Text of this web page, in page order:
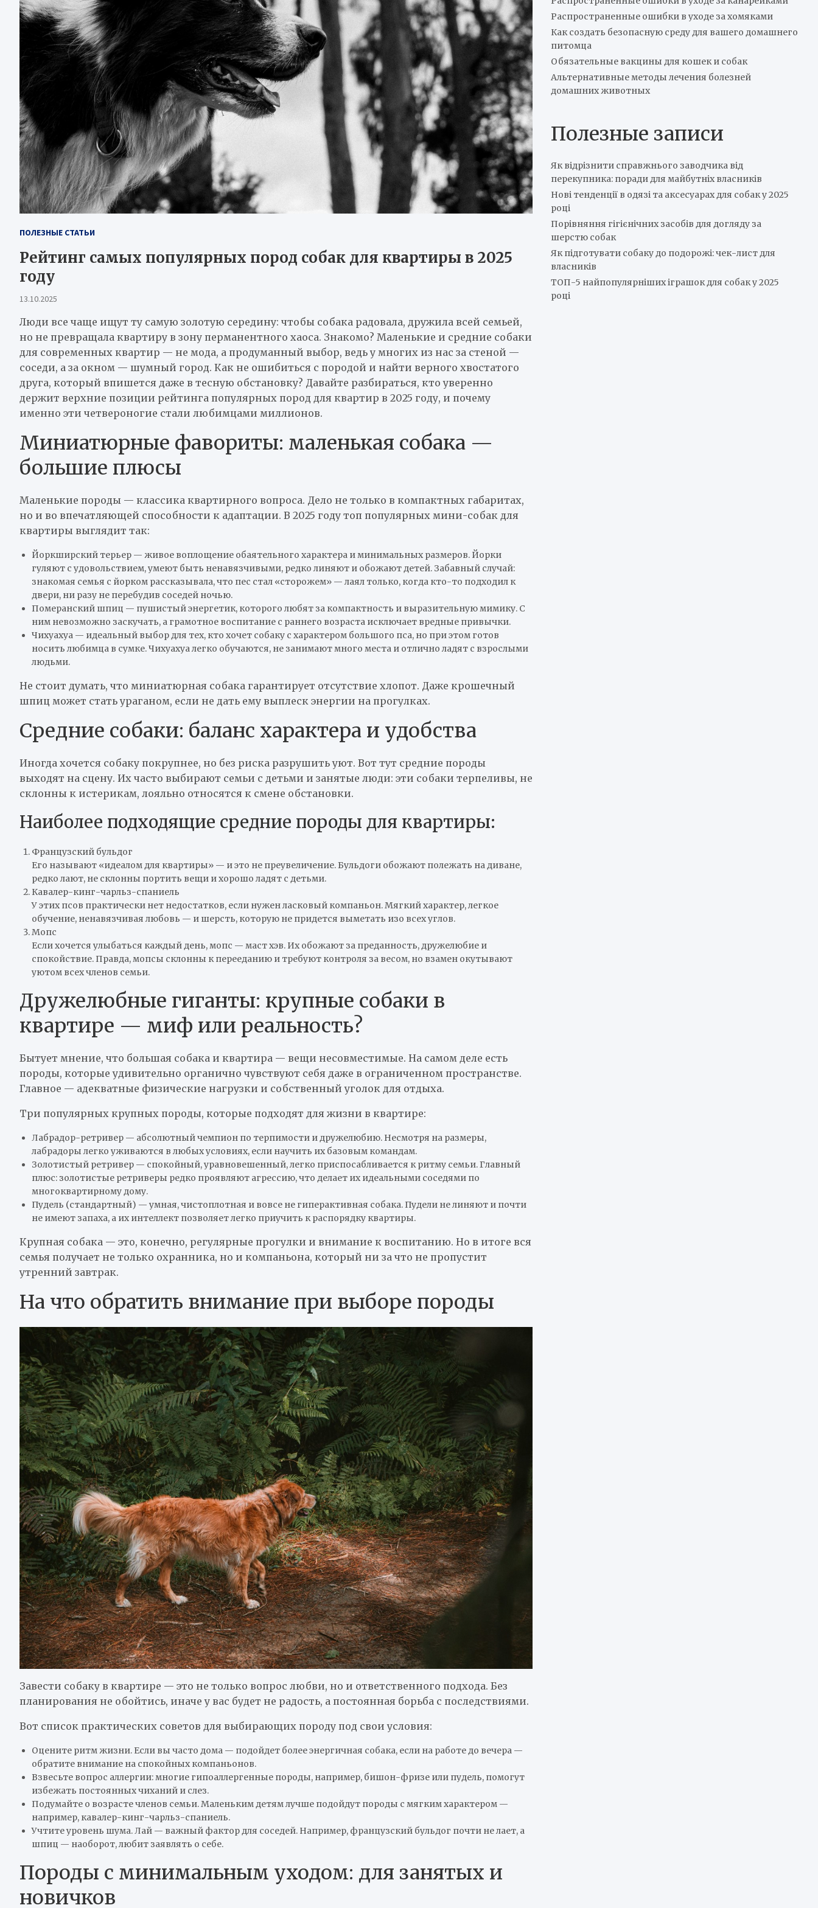
ПОЛЕЗНЫЕ СТАТЬИ
Рейтинг самых популярных пород собак для квартиры в 2025
году
13.10.2025
Люди все чаще ищут ту самую золотую середину: чтобы собака радовала, дружила всей семьей,
но не превращала квартиру в зону перманентного хаоса. Знакомо? Маленькие и средние собаки
для современных квартир — не мода, а продуманный выбор, ведь у многих из нас за стеной —
соседи, а за окном — шумный город. Как не ошибиться с породой и найти верного хвостатого
друга, который впишется даже в тесную обстановку? Давайте разбираться, кто уверенно
держит верхние позиции рейтинга популярных пород для квартир в 2025 году, и почему
именно эти четвероногие стали любимцами миллионов.
Миниатюрные фавориты: маленькая собака —
большие плюсы
Маленькие породы — классика квартирного вопроса. Дело не только в компактных габаритах,
но и во впечатляющей способности к адаптации. В 2025 году топ популярных мини-собак для
квартиры выглядит так:
Йоркширский терьер — живое воплощение обаятельного характера и минимальных размеров. Йорки
гуляют с удовольствием, умеют быть ненавязчивыми, редко линяют и обожают детей. Забавный случай:
знакомая семья с йорком рассказывала, что пес стал «сторожем» — лаял только, когда кто-то подходил к
двери, ни разу не перебудив соседей ночью.
Померанский шпиц — пушистый энергетик, которого любят за компактность и выразительную мимику. С
ним невозможно заскучать, а грамотное воспитание с раннего возраста исключает вредные привычки.
Чихуахуа — идеальный выбор для тех, кто хочет собаку с характером большого пса, но при этом готов
носить любимца в сумке. Чихуахуа легко обучаются, не занимают много места и отлично ладят с взрослыми
людьми.
Не стоит думать, что миниатюрная собака гарантирует отсутствие хлопот. Даже крошечный
шпиц может стать ураганом, если не дать ему выплеск энергии на прогулках.
Средние собаки: баланс характера и удобства
Иногда хочется собаку покрупнее, но без риска разрушить уют. Вот тут средние породы
выходят на сцену. Их часто выбирают семьи с детьми и занятые люди: эти собаки терпеливы, не
склонны к истерикам, лояльно относятся к смене обстановки.
Наиболее подходящие средние породы для квартиры:
Французский бульдог
Его называют «идеалом для квартиры» — и это не преувеличение. Бульдоги обожают полежать на диване,
редко лают, не склонны портить вещи и хорошо ладят с детьми.
Кавалер-кинг-чарльз-спаниель
У этих псов практически нет недостатков, если нужен ласковый компаньон. Мягкий характер, легкое
обучение, ненавязчивая любовь — и шерсть, которую не придется выметать изо всех углов.
Мопс
Если хочется улыбаться каждый день, мопс — маст хэв. Их обожают за преданность, дружелюбие и
спокойствие. Правда, мопсы склонны к перееданию и требуют контроля за весом, но взамен окутывают
уютом всех членов семьи.
Дружелюбные гиганты: крупные собаки в
квартире — миф или реальность?
Бытует мнение, что большая собака и квартира — вещи несовместимые. На самом деле есть
породы, которые удивительно органично чувствуют себя даже в ограниченном пространстве.
Главное — адекватные физические нагрузки и собственный уголок для отдыха.
Три популярных крупных породы, которые подходят для жизни в квартире:
Лабрадор-ретривер — абсолютный чемпион по терпимости и дружелюбию. Несмотря на размеры,
лабрадоры легко уживаются в любых условиях, если научить их базовым командам.
Золотистый ретривер — спокойный, уравновешенный, легко приспосабливается к ритму семьи. Главный
плюс: золотистые ретриверы редко проявляют агрессию, что делает их идеальными соседями по
многоквартирному дому.
Пудель (стандартный) — умная, чистоплотная и вовсе не гиперактивная собака. Пудели не линяют и почти
не имеют запаха, а их интеллект позволяет легко приучить к распорядку квартиры.
Крупная собака — это, конечно, регулярные прогулки и внимание к воспитанию. Но в итоге вся
семья получает не только охранника, но и компаньона, который ни за что не пропустит
утренний завтрак.
На что обратить внимание при выборе породы
Завести собаку в квартире — это не только вопрос любви, но и ответственного подхода. Без
планирования не обойтись, иначе у вас будет не радость, а постоянная борьба с последствиями.
Вот список практических советов для выбирающих породу под свои условия:
Оцените ритм жизни. Если вы часто дома — подойдет более энергичная собака, если на работе до вечера —
обратите внимание на спокойных компаньонов.
Взвесьте вопрос аллергии: многие гипоаллергенные породы, например, бишон-фризе или пудель, помогут
избежать постоянных чиханий и слез.
Подумайте о возрасте членов семьи. Маленьким детям лучше подойдут породы с мягким характером —
например, кавалер-кинг-чарльз-спаниель.
Учтите уровень шума. Лай — важный фактор для соседей. Например, французский бульдог почти не лает, а
шпиц — наоборот, любит заявлять о себе.
Породы с минимальным уходом: для занятых и
новичков
Распространенные ошибки в уходе за хомяками
Как создать безопасную среду для вашего домашнего
питомца
Обязательные вакцины для кошек и собак
Альтернативные методы лечения болезней
домашних животных
Полезные записи
Як відрізнити справжнього заводчика від
перекупника: поради для майбутніх власників
Нові тенденції в одязі та аксесуарах для собак у 2025
році
Порівняння гігієнічних засобів для догляду за
шерстю собак
Як підготувати собаку до подорожі: чек-лист для
власників
ТОП-5 найпопулярніших іграшок для собак у 2025
році